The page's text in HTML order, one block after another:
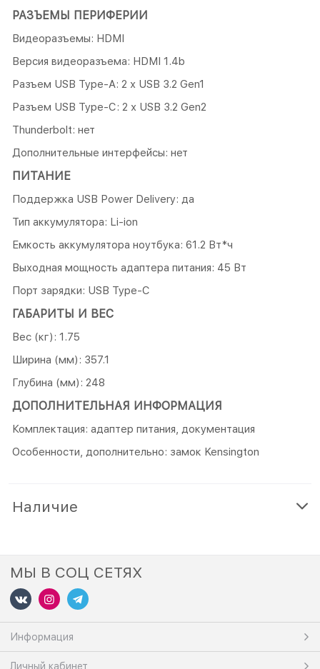
РАЗЪЕМЫ ПЕРИФЕРИИ
Видеоразъемы: HDMI
Версия видеоразъема: HDMI 1.4b
Разъем USB Type-A: 2 х USB 3.2 Gen1
Разъем USB Type-C: 2 х USB 3.2 Gen2
Thunderbolt: нет
Дополнительные интерфейсы: нет
ПИТАНИЕ
Поддержка USB Power Delivery: да
Тип аккумулятора: Li-ion
Емкость аккумулятора ноутбука: 61.2 Вт*ч
Выходная мощность адаптера питания: 45 Вт
Порт зарядки: USB Type-C
ГАБАРИТЫ И ВЕС
Вес (кг): 1.75
Ширина (мм): 357.1
Глубина (мм): 248
ДОПОЛНИТЕЛЬНАЯ ИНФОРМАЦИЯ
Комплектация: адаптер питания, документация
Особенности, дополнительно: замок Kensington
Наличие
МЫ В СОЦ СЕТЯХ
Информация
Личный кабинет